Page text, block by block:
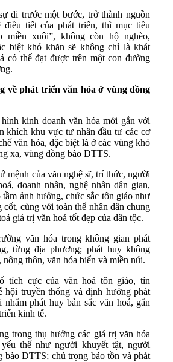
đi trước một bước, trở thành nguồn
tiết của phát triển, thì mục tiêu
miền xuôi”, không còn hộ nghèo,
biệt khó khăn sẽ không chỉ là khát
có thể đạt được trên một con đường
về phát triển văn hóa ở vùng đồng
kinh doanh văn hóa mới gắn với
khích khu vực tư nhân đầu tư các cơ
văn hóa, đặc biệt là ở các vùng khó
xa, vùng đồng bào DTTS.
mệnh của văn nghệ sĩ, trí thức, người
doanh nhân, nghệ nhân dân gian,
ảnh hưởng, chức sắc tôn giáo như
cùng với toàn thể nhân dân chung
giá trị văn hoá tốt đẹp của dân tộc.
văn hóa trong không gian phát
từng địa phương; phát huy không
nông thôn, văn hóa biển và miền núi.
tích cực của văn hoá tôn giáo, tín
hội truyền thống và định hướng phát
phát huy bản sắc văn hoá, gắn
kinh tế.
trong thụ hưởng các giá trị văn hóa
thế như người khuyết tật, người
bào DTTS; chú trọng bảo tồn và phát